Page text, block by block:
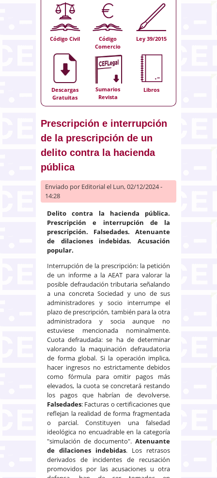
Código Civil
Código
Comercio
Ley 39/2015
Descargas
Gratuitas
Sumarios
Revista
Libros
Prescripción e interrupción
de la prescripción de un
delito contra la hacienda
pública
Enviado por Editorialel Lun, 02/12/2024 -
14:28
Delito contra la hacienda pública.
Prescripción e interrupción de la
prescripción. Falsedades. Atenuante
de dilaciones indebidas. Acusación
popular.
Interrupción de la prescripción: la petición
de un informe a la AEAT para valorar la
posible defraudación tributaria señalando
a una concreta Sociedad y uno de sus
administradores y socio interrumpe el
plazo de prescripción, también para la otra
administradora y socia aunque no
estuviese mencionada nominalmente.
Cuota defraudada: se ha de determinar
valorando la maquinación defraudatoria
de forma global. Si la operación implica,
hacer ingresos no estrictamente debidos
como fórmula para omitir pagos más
elevados, la cuota se concretará restando
los pagos que habrían de devolverse.
Falsedades: Facturas o certificaciones que
reflejan la realidad de forma fragmentada
o parcial. Constituyen una falsedad
ideológica no encuadrable en la categoría
"simulación de documento". Atenuante
de dilaciones indebidas. Los retrasos
derivados de incidentes de recusación
promovidos por las acusaciones u otra